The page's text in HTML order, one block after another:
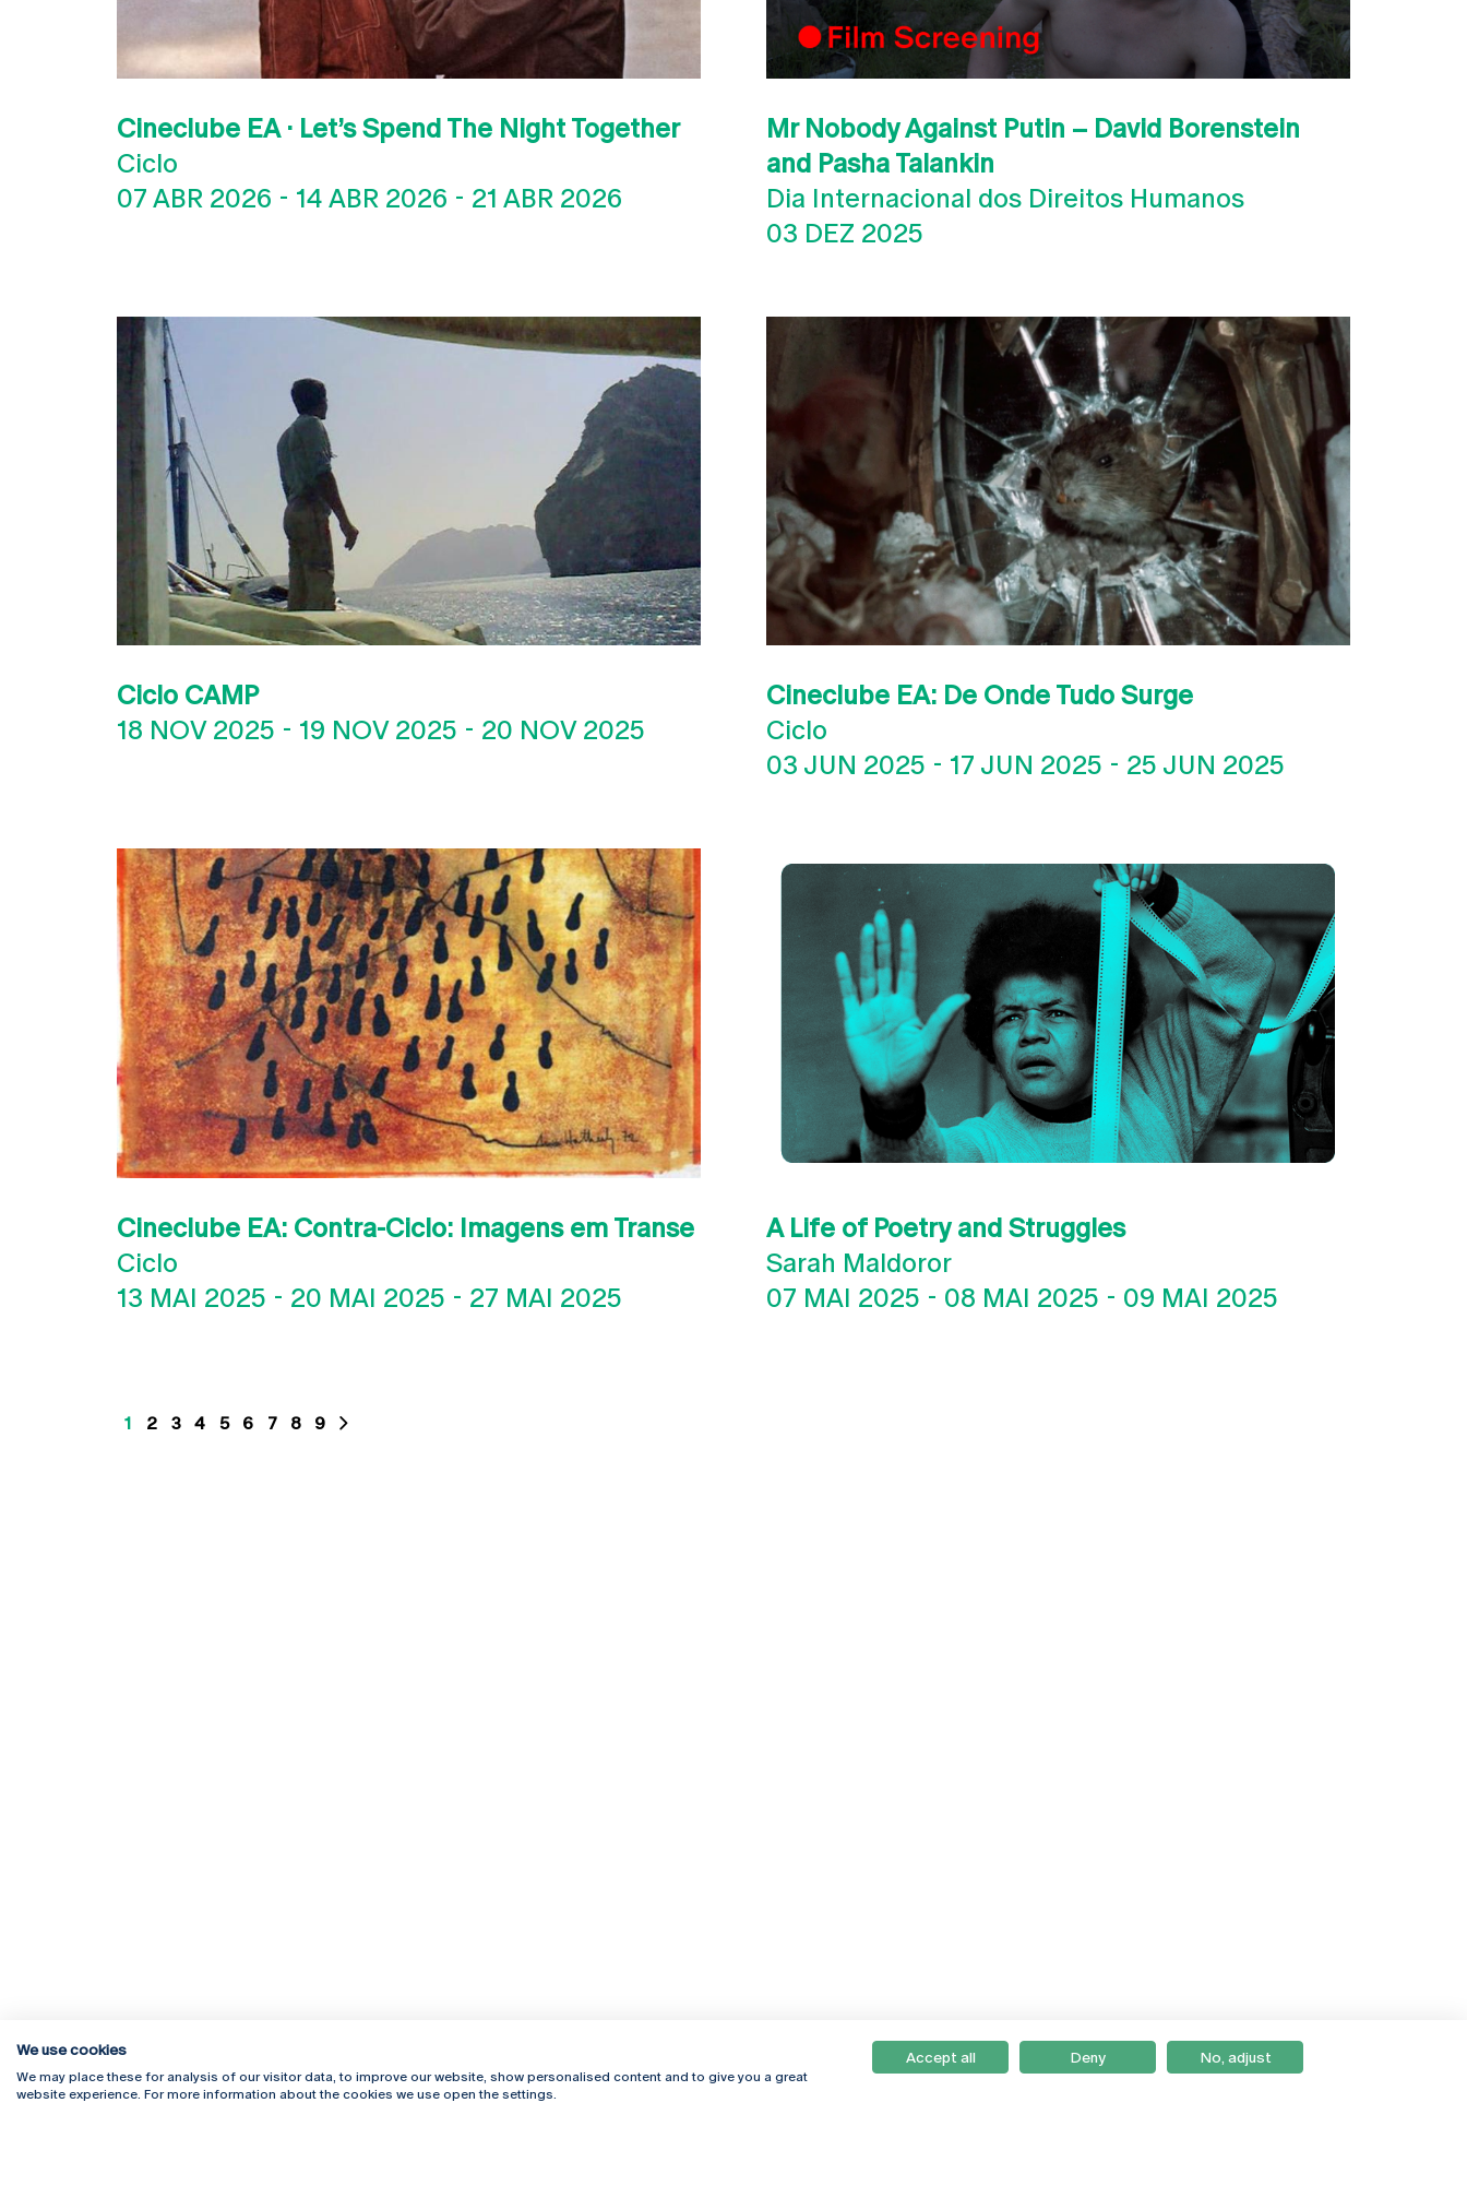
Cineclube EA · Let’s Spend The Night Together
Ciclo
07 ABR 2026 - 14 ABR 2026 - 21 ABR 2026
Mr Nobody Against Putin – David Borenstein
and Pasha Talankin
Dia Internacional dos Direitos Humanos
03 DEZ 2025
Ciclo CAMP
18 NOV 2025 - 19 NOV 2025 - 20 NOV 2025
Cineclube EA: De Onde Tudo Surge
Ciclo
03 JUN 2025 - 17 JUN 2025 - 25 JUN 2025
Cineclube EA: Contra-Ciclo: Imagens em Transe
Ciclo
13 MAI 2025 - 20 MAI 2025 - 27 MAI 2025
A Life of Poetry and Struggles
Sarah Maldoror
07 MAI 2025 - 08 MAI 2025 - 09 MAI 2025
1 2 3 4 5 6 7 8 9
Campus Online
We use cookies
We may place these for analysis of our visitor data, to improve our website, show personalised content and to give you a great
website experience. For more information about the cookies we use open the settings.
Accept all Deny No, adjust